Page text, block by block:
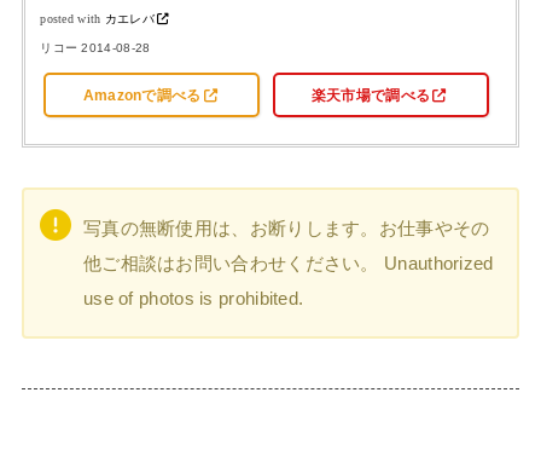
posted with カエレバ
リコー 2014-08-28
Amazonで調べる 楽天市場で調べる
写真の無断使用は、お断りします。お仕事やその
他ご相談はお問い合わせください。 Unauthorized
use of photos is prohibited.